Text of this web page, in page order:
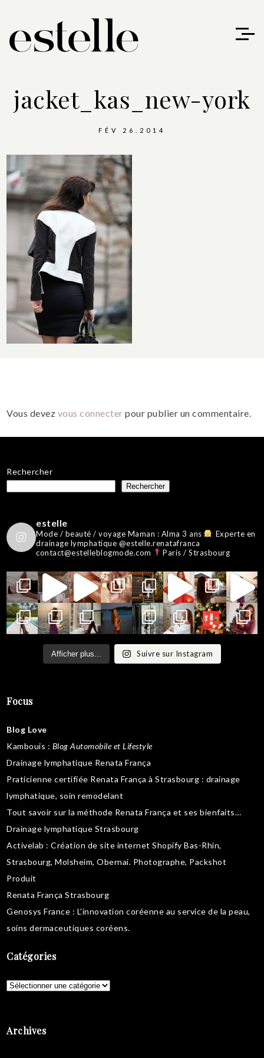
jacket_kas_new-york
FÉV 26.2014
Vous devez vous connecter pour publier un commentaire.
Rechercher
Rechercher
estelle
Mode / beauté / voyage Maman : Alma 3 ans
Experte en
drainage lymphatique @estelle.renatafranca
contact@estelleblogmode.com
Paris / Strasbourg
Afficher plus... Suivre sur Instagram
Focus
Blog Love
Kambouis : Blog Automobile et Lifestyle
Drainage lymphatique Renata França
Praticienne certifiée Renata França à Strasbourg : drainage
lymphatique, soin remodelant
Tout savoir sur la méthode Renata França et ses bienfaits…
Drainage lymphatique Strasbourg
Activelab : Création de site internet Shopify Bas-Rhin,
Strasbourg, Molsheim, Obernai. Photographe, Packshot
Produit
Renata França Strasbourg
Genosys France : L’innovation coréenne au service de la peau,
soins dermaceutiques coréens.
Catégories
Catégories
Archives